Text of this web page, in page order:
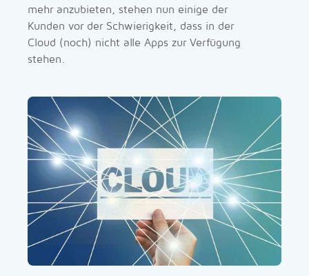
mehr anzubieten, stehen nun einige der
Kunden vor der Schwierigkeit, dass in der
Cloud (noch) nicht alle Apps zur Verfügung
stehen.